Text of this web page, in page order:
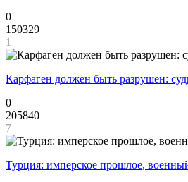
0
150329
1
Карфаген должен быть разрушен:
0
205840
7
Турция: имперское прошлое,